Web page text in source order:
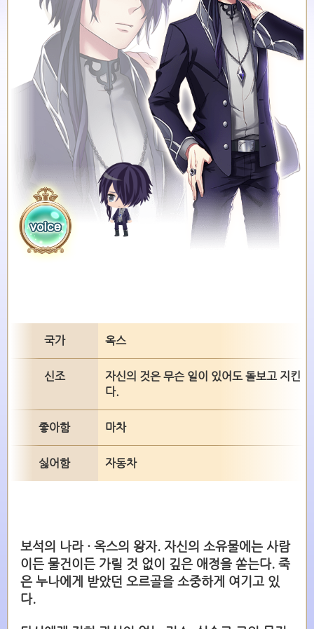
국가 옥스
신조
자신의 것은 무슨 일이 있어도 돌보고 지킨
다.
좋아함 마차
싫어함 자동차
보석의 나라 · 옥스의 왕자. 자신의 소유물에는 사람
이든 물건이든 가릴 것 없이 깊은 애정을 쏟는다. 죽
은 누나에게 받았던 오르골을 소중하게 여기고 있
다.